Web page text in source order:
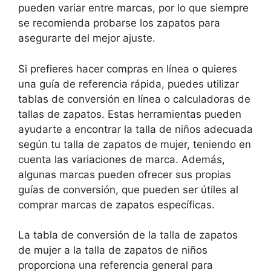
pueden variar entre marcas, por lo que siempre
se recomienda probarse los zapatos para
asegurarte del mejor ajuste.
Si prefieres hacer compras en línea o quieres
una guía de referencia rápida, puedes utilizar
tablas de conversión en línea o calculadoras de
tallas de zapatos. Estas herramientas pueden
ayudarte a encontrar la talla de niños adecuada
según tu talla de zapatos de mujer, teniendo en
cuenta las variaciones de marca. Además,
algunas marcas pueden ofrecer sus propias
guías de conversión, que pueden ser útiles al
comprar marcas de zapatos específicas.
La tabla de conversión de la talla de zapatos
de mujer a la talla de zapatos de niños
proporciona una referencia general para